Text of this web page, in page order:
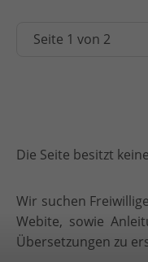
Die Seite besitzt
Wir suchen
Webite, sowie
Übersetzungen zu